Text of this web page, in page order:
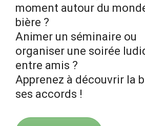
moment autour du
bière ?
Animer un séminaire ou
organiser une soirée
entre amis ?
Apprenez à découvrir la
ses accords !